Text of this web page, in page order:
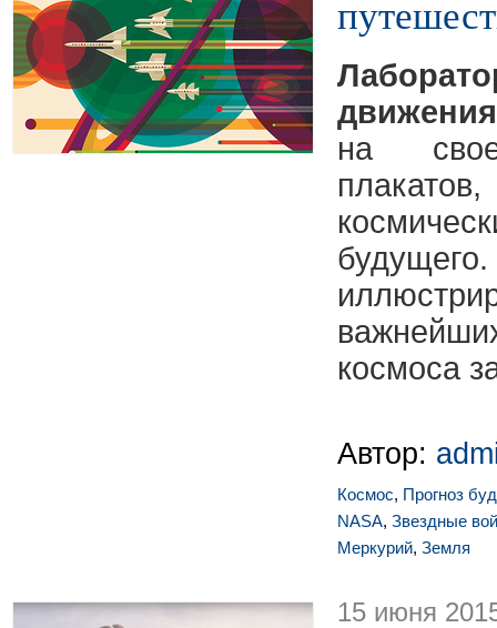
на
космоса
Автор:
Космос, Прогноз
NASA, Звездные
Меркурий, Земля
15 июня